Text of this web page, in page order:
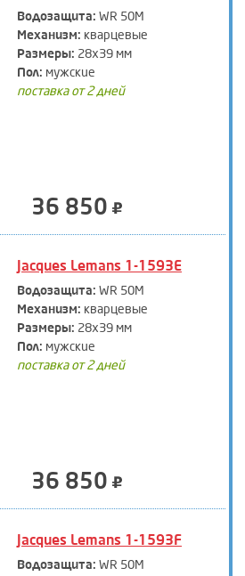
Водозащита: WR 50M
Механизм: кварцевые
Размеры: 28х39 мм
Пол: мужские
поставка от 2 дней
36 850
Jacques Lemans 1-1593E
Водозащита: WR 50M
Механизм: кварцевые
Размеры: 28х39 мм
Пол: мужские
поставка от 2 дней
36 850
Jacques Lemans 1-1593F
Водозащита: WR 50M